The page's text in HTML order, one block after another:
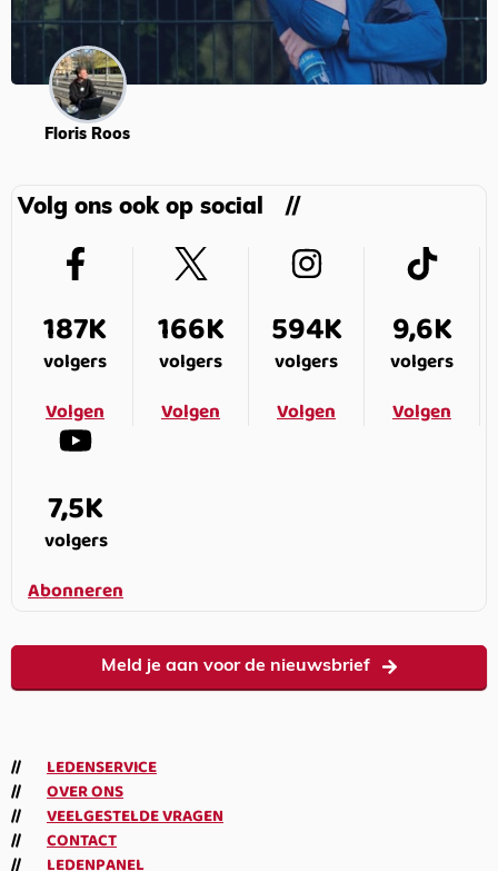
Floris Roos
Volg ons ook op social
187K
volgers
Volgen
166K
volgers
Volgen
594K
volgers
Volgen
9,6K
volgers
Volgen
7,5K
volgers
Abonneren
Meld je aan voor de nieuwsbrief
LEDENSERVICE
OVER ONS
VEELGESTELDE VRAGEN
CONTACT
LEDENPANEL